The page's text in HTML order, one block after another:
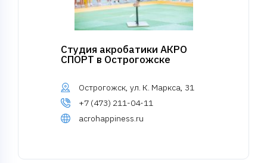
Студия акробатики АКРО
СПОРТ в Острогожске
Острогожск, ул. К. Маркса, 31
+7 (473) 211-04-11
acrohappiness.ru